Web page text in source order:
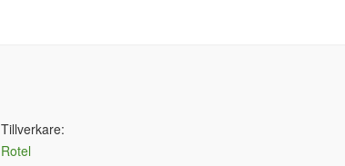
Tillverkare:
Rotel